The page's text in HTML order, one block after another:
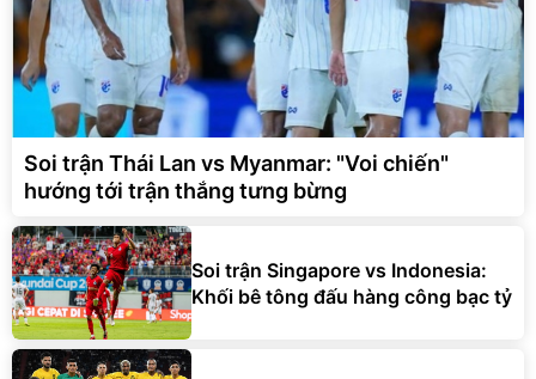
Soi trận Thái Lan vs Myanmar: "Voi chiến"
hướng tới trận thắng tưng bừng
Soi trận Singapore vs Indonesia:
Khối bê tông đấu hàng công bạc tỷ